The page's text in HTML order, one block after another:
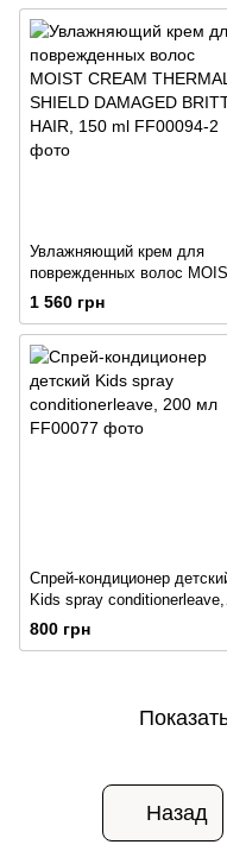
URBAN FACTORS, 250 мл
Увлажняющий крем для
поврежденных волос
CREAM THERMAL SHIELD
DAMAGED BRITTLE HAIR,
150 ml
1 560 грн
Спрей-кондиционер
Kids spray conditionerleave,
200 мл
800 грн
Назад